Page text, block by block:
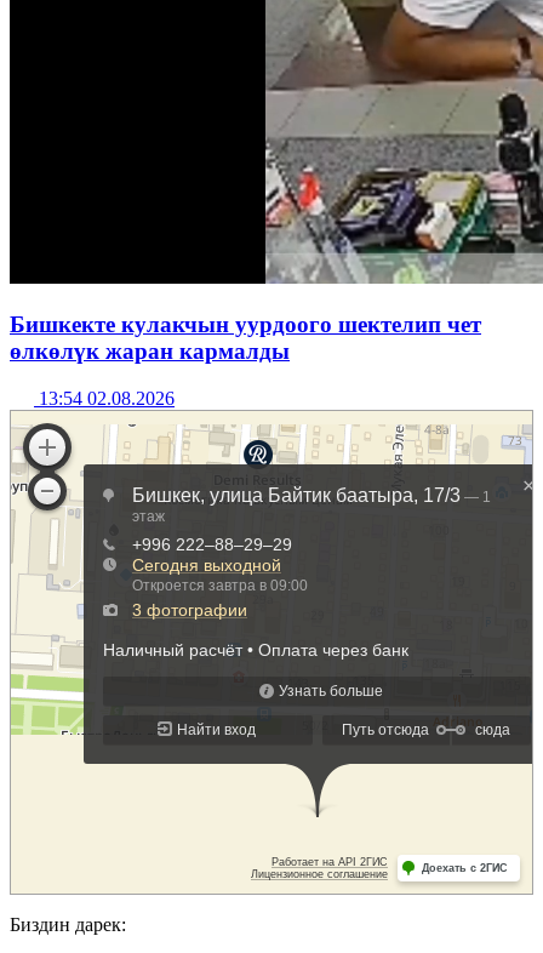
Бишкекте кулакчын уурдоого шектелип чет
өлкөлүк жаран кармалды
13:54 02.08.2026
Биздин дарек: